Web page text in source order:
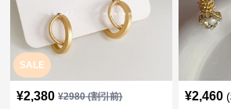
SALE
¥2,380 ¥2980(割引前) ¥2,460